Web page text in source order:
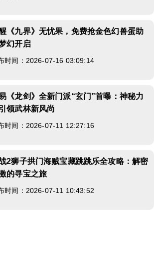
《九界》无忧果，免费抢金色幻兽蛋助
幻开启
时间：2026-07-16 03:09:14
《龙剑》全新门派“玄门”首曝：神秘力
领武林新风尚
时间：2026-07-11 12:27:16
2狮子拱门海贼宝藏跳跳乐全攻略：解密
的寻宝之旅
时间：2026-07-11 10:43:52